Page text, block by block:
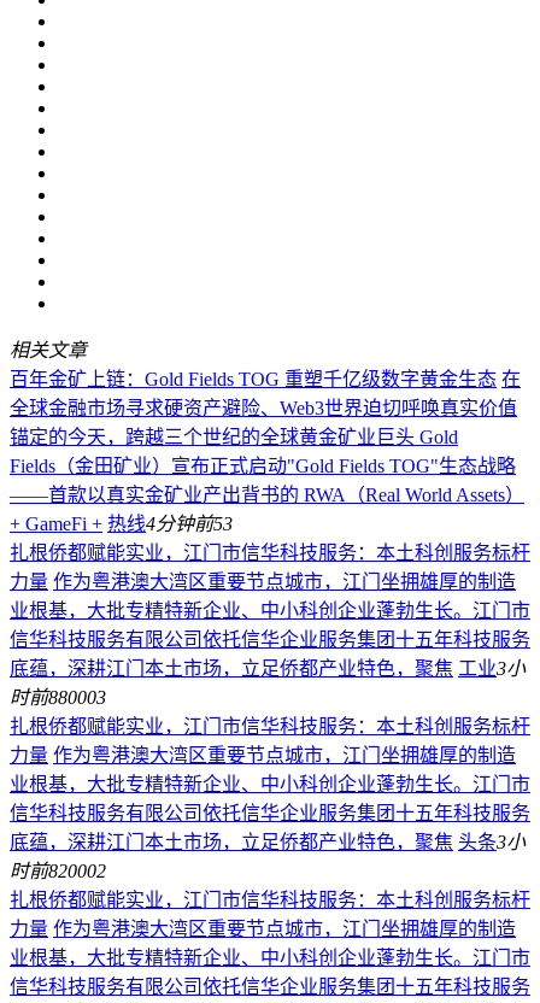
相关文章
百年金矿上链：Gold Fields TOG 重塑千亿级数字黄金生态 在
全球金融市场寻求硬资产避险、Web3世界迫切呼唤真实价值
锚定的今天，跨越三个世纪的全球黄金矿业巨头 Gold
Fields（金田矿业）宣布正式启动"Gold Fields TOG"生态战略
——首款以真实金矿业产出背书的 RWA（Real World Assets）
+ GameFi + 热线4分钟前53
​扎根侨都赋能实业，江门市信华科技服务：本土科创服务标杆
力量 作为粤港澳大湾区重要节点城市，江门坐拥雄厚的制造
业根基，大批专精特新企业、中小科创企业蓬勃生长。江门市
信华科技服务有限公司依托信华企业服务集团十五年科技服务
底蕴，深耕江门本土市场，立足侨都产业特色，聚焦 工业3小
时前880003
​扎根侨都赋能实业，江门市信华科技服务：本土科创服务标杆
力量 作为粤港澳大湾区重要节点城市，江门坐拥雄厚的制造
业根基，大批专精特新企业、中小科创企业蓬勃生长。江门市
信华科技服务有限公司依托信华企业服务集团十五年科技服务
底蕴，深耕江门本土市场，立足侨都产业特色，聚焦 头条3小
时前820002
​扎根侨都赋能实业，江门市信华科技服务：本土科创服务标杆
力量 作为粤港澳大湾区重要节点城市，江门坐拥雄厚的制造
业根基，大批专精特新企业、中小科创企业蓬勃生长。江门市
信华科技服务有限公司依托信华企业服务集团十五年科技服务